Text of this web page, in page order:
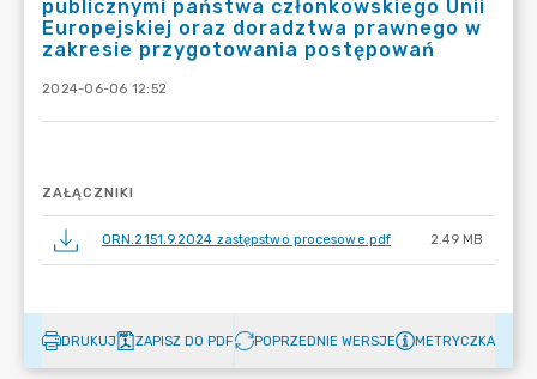
publicznymi państwa członkowskiego Unii
Europejskiej oraz doradztwa prawnego w
zakresie przygotowania postępowań
2024-06-06 12:52
ZAŁĄCZNIKI
ORN.2151.9.2024 zastępstwo procesowe.pdf 2.49 MB
DRUKUJ ZAPISZ DO PDF POPRZEDNIE WERSJE METRYCZKA